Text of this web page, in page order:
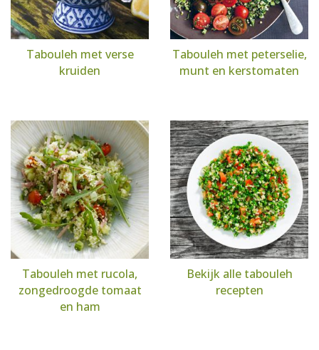
Tabouleh met verse
kruiden
Tabouleh met peterselie,
munt en kerstomaten
Tabouleh met rucola,
zongedroogde tomaat
en ham
Bekijk alle tabouleh
recepten